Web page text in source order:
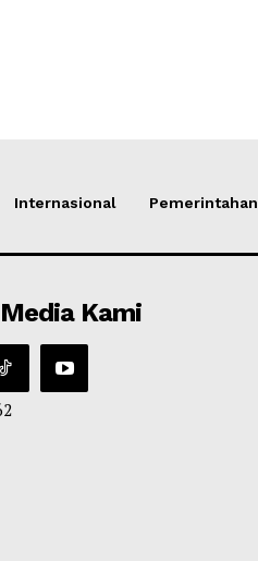
Internasional Pemerintahan
Kami